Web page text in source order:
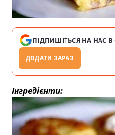
ПІДПИШІТЬСЯ НА НАС В
ДОДАТИ ЗАРАЗ
Інгредієнти: